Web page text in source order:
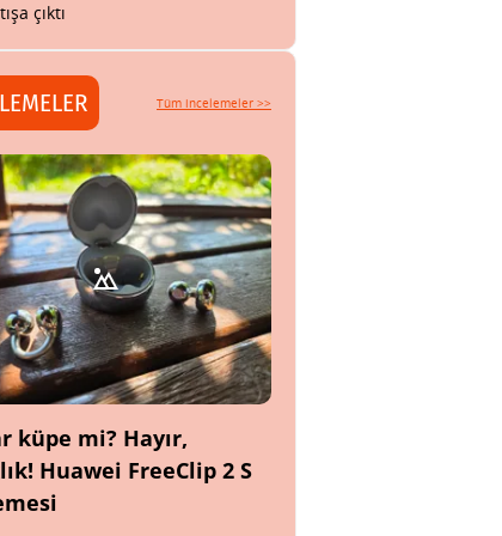
çıktı
Tüm incelemeler >>
küpe mi? Hayır,
Huawei FreeClip 2 S